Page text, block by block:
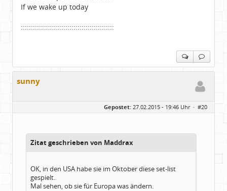
If we wake up today
::::::::::::::::::::::::::::::::::::::::::::::
sunny
Gepostet: 27.02.2015 - 19:46 Uhr · #20
Zitat geschrieben von Maddrax
OK, in den USA habe sie im Oktober diese set-list
gespielt.
Mal sehen, ob sie für Europa was ändern.